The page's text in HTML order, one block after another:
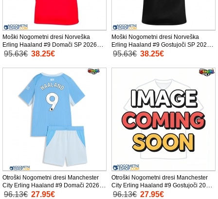
Moški Nogometni dresi Norveška
Erling Haaland #9 Domači SP 2026
Kratek Rokav
95.63€ 38.25€
Moški Nogometni dresi Norveška
Erling Haaland #9 Gostujoči SP 2026
Kratek Rokav
95.63€ 38.25€
Otroški Nogometni dresi Manchester
City Erling Haaland #9 Domači 2026-
27 Kratek Rokav (+ Kratke hlače)
96.13€ 27.95€
Otroški Nogometni dresi Manchester
City Erling Haaland #9 Gostujoči 2026-
27 Kratek Rokav (+ Kratke hlače)
96.13€ 27.95€